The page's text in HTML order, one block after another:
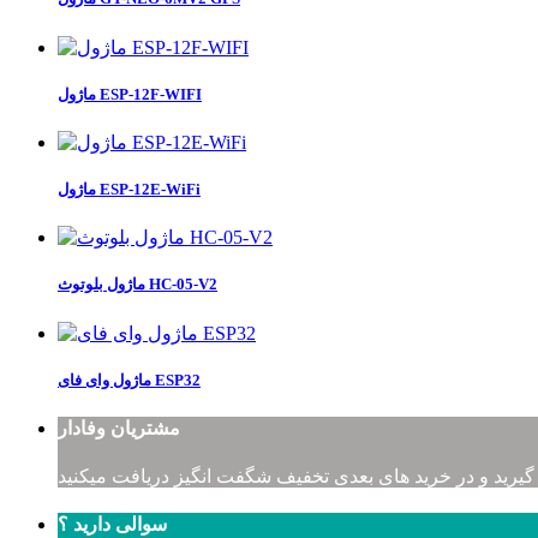
ماژول ESP-12F-WIFI
ماژول ESP-12E-WiFi
ماژول بلوتوث HC-05-V2
ماژول وای فای ESP32
مشتریان وفادار
و در خرید های بعدی تخفیف شگفت انگیز دریافت میکنید
سوالی دارید ؟